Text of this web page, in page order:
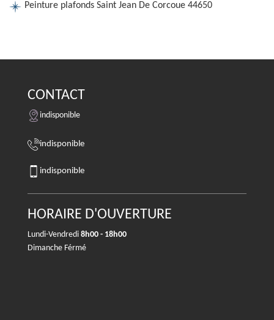
Peinture plafonds Saint Jean De Corcoue 44650
CONTACT
indisponible
indisponible
indisponible
HORAIRE D'OUVERTURE
Lundi-Vendredi 8h00 - 18h00
Dimanche Férmé